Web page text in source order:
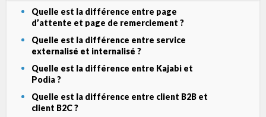
Quelle est la différence entre page
d’attente et page de remerciement ?
Quelle est la différence entre service
externalisé et internalisé ?
Quelle est la différence entre Kajabi et
Podia ?
Quelle est la différence entre client B2B et
client B2C ?